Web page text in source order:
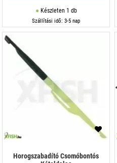
Készleten 1 db
Szállítási idő: 3-5 nap
Horogszabadító Csomóbontós